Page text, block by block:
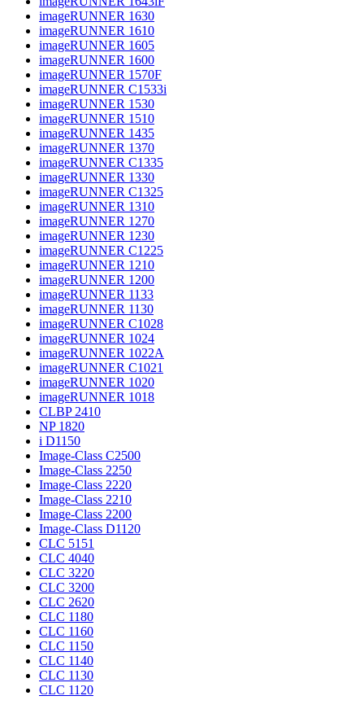
imageRUNNER 1630
imageRUNNER 1610
imageRUNNER 1605
imageRUNNER 1600
imageRUNNER 1570F
imageRUNNER C1533i
imageRUNNER 1530
imageRUNNER 1510
imageRUNNER 1435
imageRUNNER 1370
imageRUNNER C1335
imageRUNNER 1330
imageRUNNER C1325
imageRUNNER 1310
imageRUNNER 1270
imageRUNNER 1230
imageRUNNER C1225
imageRUNNER 1210
imageRUNNER 1200
imageRUNNER 1133
imageRUNNER 1130
imageRUNNER C1028
imageRUNNER 1024
imageRUNNER 1022A
imageRUNNER C1021
imageRUNNER 1020
imageRUNNER 1018
CLBP 2410
NP 1820
i D1150
Image-Class C2500
Image-Class 2250
Image-Class 2220
Image-Class 2210
Image-Class 2200
Image-Class D1120
CLC 5151
CLC 4040
CLC 3220
CLC 3200
CLC 2620
CLC 1180
CLC 1160
CLC 1150
CLC 1140
CLC 1130
CLC 1120